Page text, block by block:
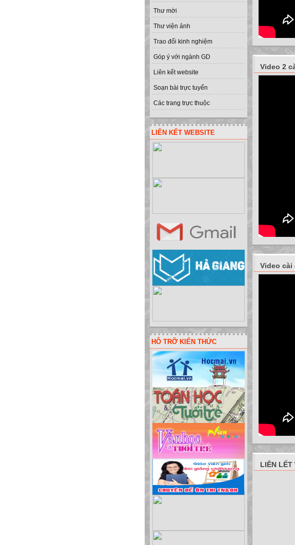
Thư mời
Thư viện ảnh
Trao đổi kinh nghiệm
Góp ý với ngành GD
Liên kết website
Soạn bài trực tuyến
Các trang trực thuộc
LIÊN KẾT WEBSITE
HỖ TRỠ KIẾN THỨC
Video 2
Video cài
LIÊN LẾT